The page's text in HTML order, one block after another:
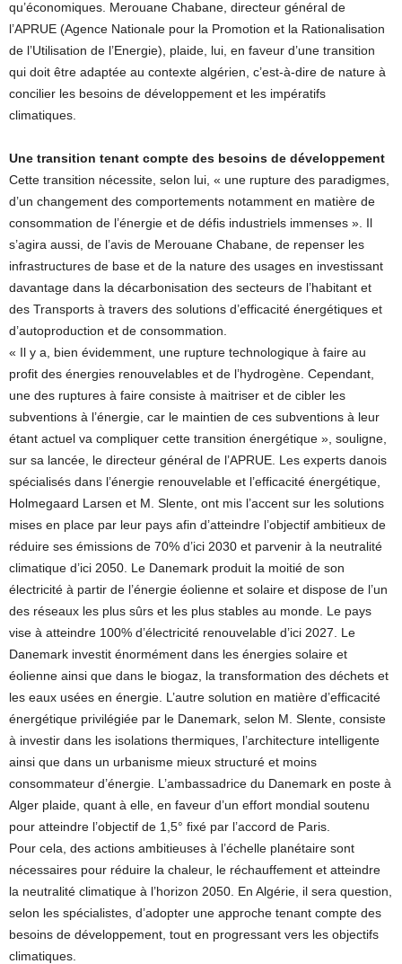
qu’économiques. Merouane Chabane, directeur général de
l’APRUE (Agence Nationale pour la Promotion et la Rationalisation
de l’Utilisation de l’Energie), plaide, lui, en faveur d’une transition
qui doit être adaptée au contexte algérien, c’est-à-dire de nature à
concilier les besoins de développement et les impératifs
climatiques.
Une transition tenant compte des besoins de développement
Cette transition nécessite, selon lui, « une rupture des paradigmes,
d’un changement des comportements notamment en matière de
consommation de l’énergie et de défis industriels immenses ». Il
s’agira aussi, de l’avis de Merouane Chabane, de repenser les
infrastructures de base et de la nature des usages en investissant
davantage dans la décarbonisation des secteurs de l’habitant et
des Transports à travers des solutions d’efficacité énergétiques et
d’autoproduction et de consommation.
« Il y a, bien évidemment, une rupture technologique à faire au
profit des énergies renouvelables et de l’hydrogène. Cependant,
une des ruptures à faire consiste à maitriser et de cibler les
subventions à l’énergie, car le maintien de ces subventions à leur
étant actuel va compliquer cette transition énergétique », souligne,
sur sa lancée, le directeur général de l’APRUE. Les experts danois
spécialisés dans l’énergie renouvelable et l’efficacité énergétique,
Holmegaard Larsen et M. Slente, ont mis l’accent sur les solutions
mises en place par leur pays afin d’atteindre l’objectif ambitieux de
réduire ses émissions de 70% d’ici 2030 et parvenir à la neutralité
climatique d’ici 2050. Le Danemark produit la moitié de son
électricité à partir de l’énergie éolienne et solaire et dispose de l’un
des réseaux les plus sûrs et les plus stables au monde. Le pays
vise à atteindre 100% d’électricité renouvelable d’ici 2027. Le
Danemark investit énormément dans les énergies solaire et
éolienne ainsi que dans le biogaz, la transformation des déchets et
les eaux usées en énergie. L’autre solution en matière d’efficacité
énergétique privilégiée par le Danemark, selon M. Slente, consiste
à investir dans les isolations thermiques, l’architecture intelligente
ainsi que dans un urbanisme mieux structuré et moins
consommateur d’énergie. L’ambassadrice du Danemark en poste à
Alger plaide, quant à elle, en faveur d’un effort mondial soutenu
pour atteindre l’objectif de 1,5° fixé par l’accord de Paris.
Pour cela, des actions ambitieuses à l’échelle planétaire sont
nécessaires pour réduire la chaleur, le réchauffement et atteindre
la neutralité climatique à l’horizon 2050. En Algérie, il sera question,
selon les spécialistes, d’adopter une approche tenant compte des
besoins de développement, tout en progressant vers les objectifs
climatiques.